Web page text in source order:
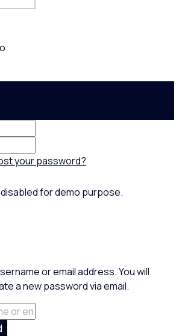
your password?
for demo purpose.
or email address. You will
a new password via email.